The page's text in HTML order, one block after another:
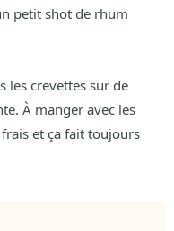
petit shot de rhum
les crevettes sur de
À manger avec les
et ça fait toujours